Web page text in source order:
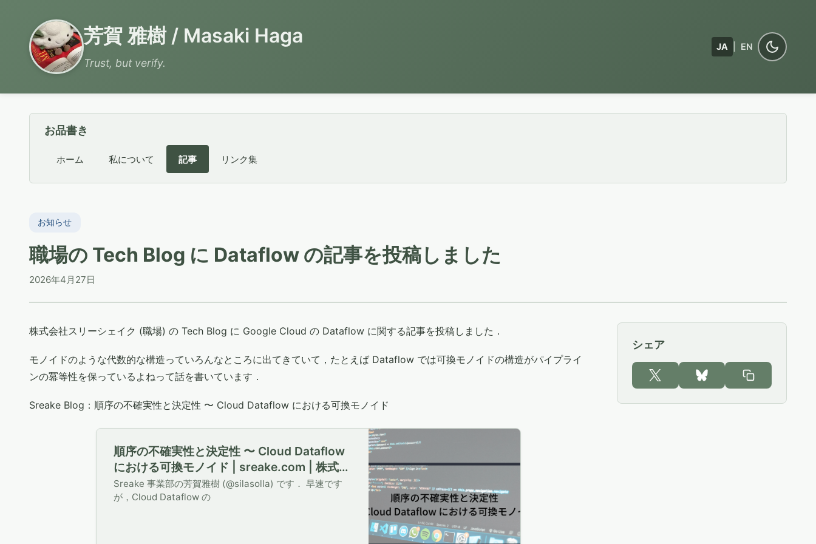
芳賀 雅樹 / Masaki Haga
Trust, but verify.
JA EN
お品書き
ホーム 私について 記事 リンク集
お知らせ
職場の Tech Blog に Dataflow の記事を投稿しました
2026年4月27日
シェア
株式会社スリーシェイク (職場) の Tech Blog に Google Cloud の Dataflow に関する記事を投稿しました．
モノイドのような代数的な構造っていろんなところに出てきていて，たとえば Dataflow では可換モノイドの構造がパイプライ
ンの冪等性を保っているよねって話を書いています．
Sreake Blog：順序の不確実性と決定性 〜 Cloud Dataflow における可換モノイド
順序の不確実性と決定性 〜 Cloud Dataflow
における可換モノイド | sreake.com | 株式会
社スリーシェイク
Sreake 事業部の芳賀雅樹 (@silasolla) です． 早速です
が，Cloud Dataflow の